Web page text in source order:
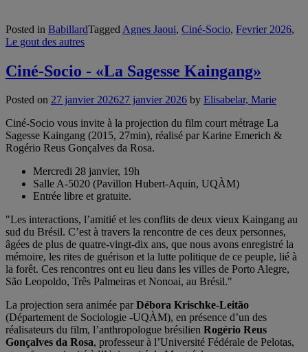
Posted in BabillardTagged Agnes Jaoui, Ciné-Socio, Fevrier 2026,
Le gout des autres
Ciné-Socio - «La Sagesse Kaingang»
Posted on 27 janvier 202627 janvier 2026 by Elisabelar, Marie
Ciné-Socio vous invite à la projection du film court métrage La
Sagesse Kaingang (2015, 27min), réalisé par Karine Emerich &
Rogério Reus Gonçalves da Rosa.
Mercredi 28 janvier, 19h
Salle A-5020 (Pavillon Hubert-Aquin, UQÀM)
Entrée libre et gratuite.
"Les interactions, l’amitié et les conflits de deux vieux Kaingang au
sud du Brésil. C’est à travers la rencontre de ces deux personnes,
âgées de plus de quatre-vingt-dix ans, que nous avons enregistré la
mémoire, les rites de guérison et la lutte politique de ce peuple, lié à
la forêt. Ces rencontres ont eu lieu dans les villes de Porto Alegre,
São Leopoldo, Três Palmeiras et Nonoai, au Brésil."
La projection sera animée parDébora Krischke-Leitão
(Département de Sociologie -UQÀM), en présence d’un des
réalisateurs du film, l’anthropologue brésilien Rogério Reus
Gonçalves da Rosa, professeur à l’Université Fédérale de Pelotas,